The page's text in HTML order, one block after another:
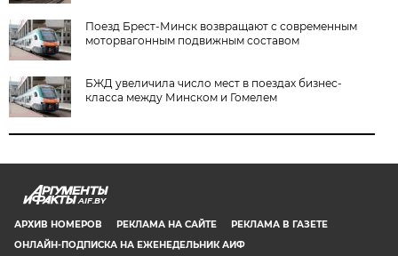
Поезд Брест-Минск возвращают с современным
моторвагонным подвижным составом
БЖД увеличила число мест в поездах бизнес-
класса между Минском и Гомелем
AIF.BY
АРХИВ НОМЕРОВ РЕКЛАМА НА САЙТЕ
РЕКЛАМА В ГАЗЕТЕ
ОНЛАЙН-ПОДПИСКА НА ЕЖЕНЕДЕЛЬНИК АИФ